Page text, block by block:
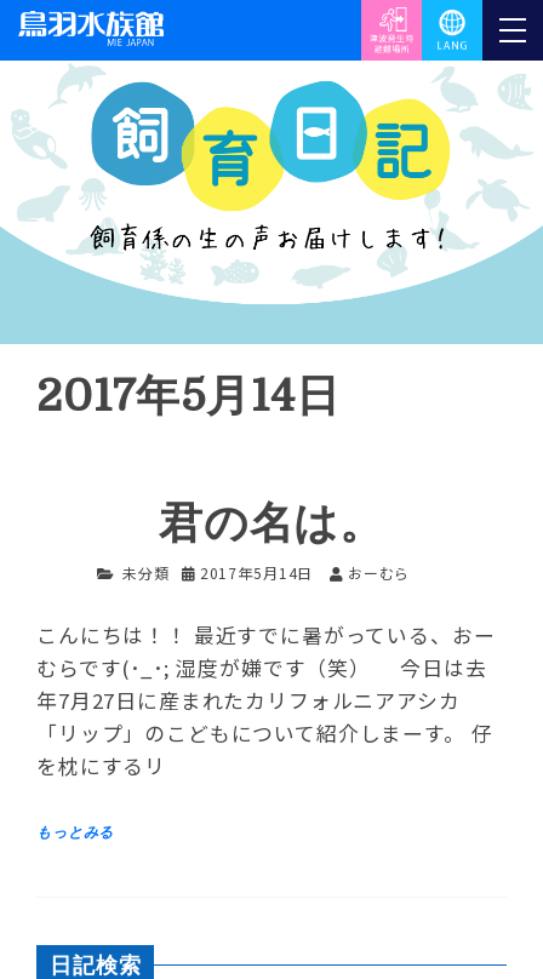
2017年5月14日
君の名は。
未分類 2017年5月14日 おーむら
こんにちは！！ 最近すでに暑がっている、おー
むらです(･_･; 湿度が嫌です（笑） 今日は去
年7月27日に産まれたカリフォルニアアシカ
「リップ」のこどもについて紹介しまーす。 仔
を枕にするリ
日記検索